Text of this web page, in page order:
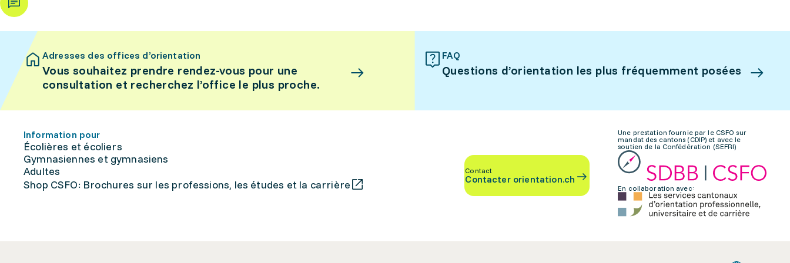
Adresses des offices d’orientation
Vous souhaitez prendre rendez-vous pour une
consultation et recherchez l’office le plus proche.
FAQ
Questions d’orientation les plus fréquemment posées
Information pour
Écolières et écoliers
Gymnasiennes et gymnasiens
Adultes
Shop CSFO: Brochures sur les professions, les études et la carrière
Contact
Contacter orientation.ch
Une prestation fournie par le CSFO sur
mandat des cantons (CDIP) et avec le
soutien de la Confédération (SEFRI)
En collaboration avec: